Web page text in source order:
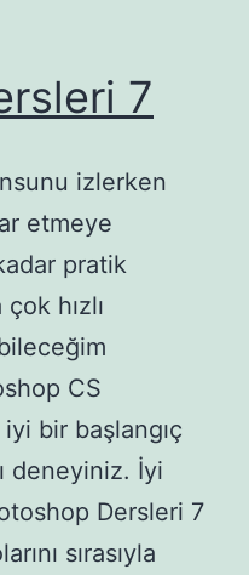
7
izlerken
etmeye
pratik
hızlı
CS
bir başlangıç
deneyiniz. İyi
Dersleri 7
sırasıyla